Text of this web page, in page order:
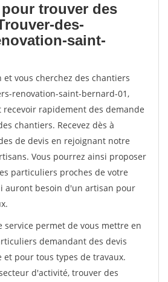
trouver des
des-
saint-
et vous cherchez des chantiers
renovation-saint-bernard-01,
recevoir rapidement des demande
chantiers. Recevez dès à
de devis en rejoignant notre
Vous pourrez ainsi proposer
particuliers proches de votre
auront besoin d'un artisan pour
service permet de vous mettre en
demandant des devis
et pour tous types de travaux.
d'activité, trouver des